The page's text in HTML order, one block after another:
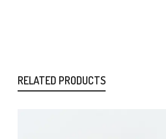
RELATED PRODUCTS